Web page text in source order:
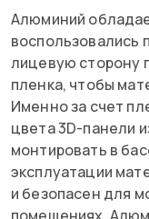
Алюминий
воспользовались
лицевую сторону
пленка, чтобы
Именно за счет
цвета 3D-панели
монтировать в
эксплуатации
и безопасен для